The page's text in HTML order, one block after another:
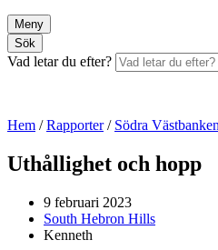
Meny
Sök
Vad letar du efter?
Hem /Rapporter/ Södra Västbanken
Uthållighet och hopp
9 februari 2023
South Hebron Hills
Kenneth